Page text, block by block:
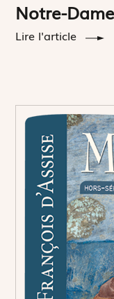
Notre-
Lire l'article